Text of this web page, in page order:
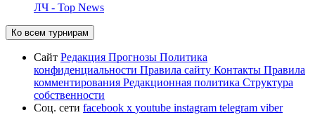
ЛЧ - Top News
Ко всем турнирам
Сайт Редакция Прогнозы Политика
конфиденциальности Правила сайту Контакты Правила
комментирования Редакционная политика Структура
собственности
Соц. сети facebook x youtube instagram telegram viber